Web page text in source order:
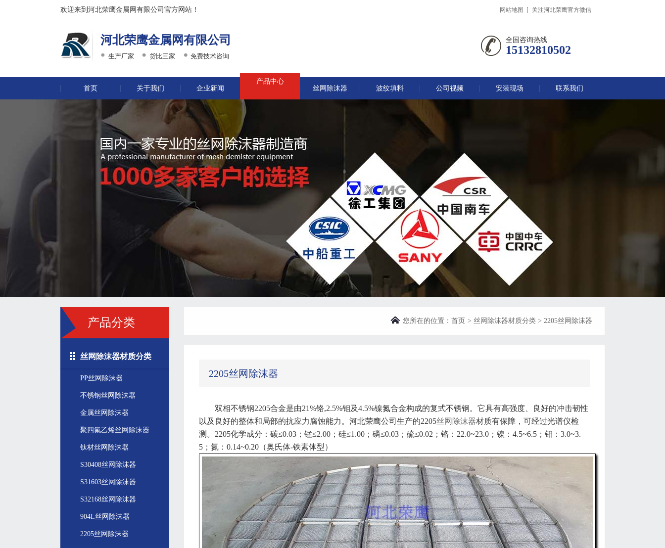
欢迎来到河北荣鹰金属网有限公司官方网站！ 网站地图 关注河北荣鹰官方微信
河北荣鹰金属网有限公司
生产厂家 货比三家 免费技术咨询
全国咨询热线
15132810502
首页 关于我们 企业新闻
产品中心
丝网除沫器
波纹填料 公司视频 安装现场 联系我们
产品分类
丝网除沫器材质分类
PP丝网除沫器
不锈钢丝网除沫器
金属丝网除沫器
聚四氟乙烯丝网除沫器
钛材丝网除沫器
S30408丝网除沫器
S31603丝网除沫器
S32168丝网除沫器
904L丝网除沫器
2205丝网除沫器
首页 > 丝网除沫器材质分类 > 2205丝网除沫器
您所在的位置：
2205丝网除沫器
双相不锈钢2205合金是由21%铬,2.5%钼及4.5%镍氮合金构成的复式不锈钢。它具有高强度、良好的冲击韧性
以及良好的整体和局部的抗应力腐蚀能力。河北荣鹰公司生产的2205丝网除沫器材质有保障，可经过光谱仪检
测。2205化学成分：碳≤0.03；锰≤2.00；硅≤1.00；磷≤0.03；硫≤0.02；铬：22.0~23.0；镍：4.5~6.5；钼：3.0~3.
5；氮：0.14~0.20（奥氏体-铁素体型）